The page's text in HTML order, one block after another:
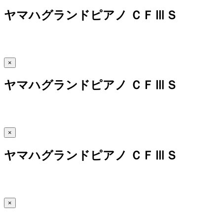
ヤマハグランドピアノ ＣＦⅢＳ
×
ヤマハグランドピアノ ＣＦⅢＳ
×
ヤマハグランドピアノ ＣＦⅢＳ
×